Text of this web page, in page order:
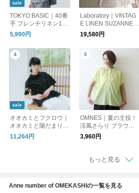
sale
TOKYO BASIC｜40番
手 フレンチリネン10
0％ Tブラウス｜リネ
ンシャツ リネンブラ
ウス シャツブラウス
5,990円
Laboratory｜VINTAG
E LINEN SUZANNE P
ULL OVER
19,580円
sale
オオカミとフクロウ｜
オオカミと陽だまり森
の一日“ブラウス”・TY
-26061
11,264円
OMNES｜夏の主役！
涼風さらり ブラウス
半袖シャツ
3,960円
もっと見る
Anne number of OMEKASHIの一覧を見る